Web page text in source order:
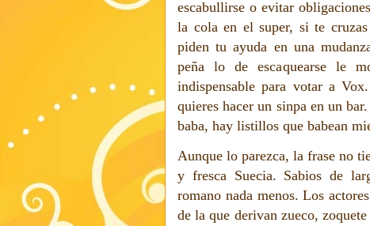
escabullirse o evitar
la cola en el super, si te
piden tu ayuda en una
peña lo de escaquearse le
indispensable para votar a
quieres hacer un sinpa en un
baba, hay listillos que babean
Aunque lo parezca, la frase no
y fresca Suecia. Sabios de
romano nada menos. Los
de la que derivan zueco,